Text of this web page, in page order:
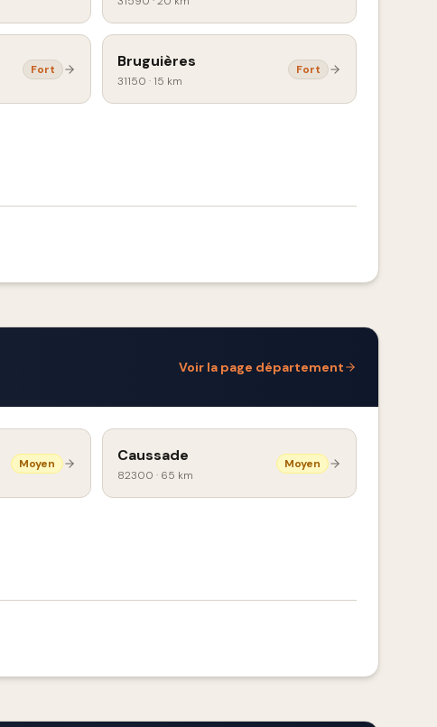
Fort Bruguières
31150 · 15 km
Fort
Voir la page département
Moyen Caussade
82300 · 65 km
Moyen